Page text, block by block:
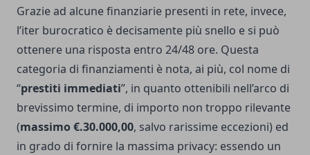
Grazie ad alcune finanziarie presenti in rete, invece,
l’iter burocratico è decisamente più snello e si può
ottenere una risposta entro 24/48 ore. Questa
categoria di finanziamenti è nota, ai più, col nome di
“prestiti immediati”, in quanto ottenibili nell’arco di
brevissimo termine, di importo non troppo rilevante
(massimo €.30.000,00, salvo rarissime eccezioni) ed
in grado di fornire la massima privacy: essendo un